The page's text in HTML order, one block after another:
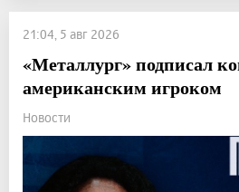
21:04, 5 авг 2026
«Металлург» подписал
американским игроком
Новости